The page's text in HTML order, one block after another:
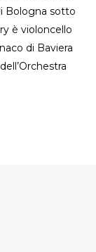
Bologna sotto
è violoncello
di Baviera